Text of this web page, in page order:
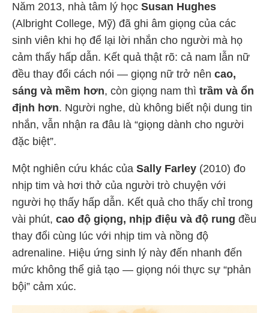
Năm 2013, nhà tâm lý học Susan Hughes
(Albright College, Mỹ) đã ghi âm giọng của các
sinh viên khi họ để lại lời nhắn cho người mà họ
cảm thấy hấp dẫn. Kết quả thật rõ: cả nam lẫn nữ
đều thay đổi cách nói — giọng nữ trở nên cao,
sáng và mềm hơn, còn giọng nam thì trầm và ổn
định hơn. Người nghe, dù không biết nội dung tin
nhắn, vẫn nhận ra đâu là “giọng dành cho người
đặc biệt”.
Một nghiên cứu khác của Sally Farley (2010) đo
nhịp tim và hơi thở của người trò chuyện với
người họ thấy hấp dẫn. Kết quả cho thấy chỉ trong
vài phút, cao độ giọng, nhịp điệu và độ rung đều
thay đổi cùng lúc với nhịp tim và nồng độ
adrenaline. Hiệu ứng sinh lý này đến nhanh đến
mức không thể giả tạo — giọng nói thực sự “phản
bội” cảm xúc.